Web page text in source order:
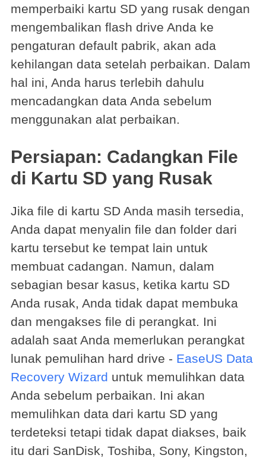
memperbaiki kartu SD yang rusak dengan
mengembalikan flash drive Anda ke
pengaturan default pabrik, akan ada
kehilangan data setelah perbaikan. Dalam
hal ini, Anda harus terlebih dahulu
mencadangkan data Anda sebelum
menggunakan alat perbaikan.
Persiapan: Cadangkan File
di Kartu SD yang Rusak
Jika file di kartu SD Anda masih tersedia,
Anda dapat menyalin file dan folder dari
kartu tersebut ke tempat lain untuk
membuat cadangan. Namun, dalam
sebagian besar kasus, ketika kartu SD
Anda rusak, Anda tidak dapat membuka
dan mengakses file di perangkat. Ini
adalah saat Anda memerlukan perangkat
lunak pemulihan hard drive - EaseUS Data
Recovery Wizard untuk memulihkan data
Anda sebelum perbaikan. Ini akan
memulihkan data dari kartu SD yang
terdeteksi tetapi tidak dapat diakses, baik
itu dari SanDisk, Toshiba, Sony, Kingston,